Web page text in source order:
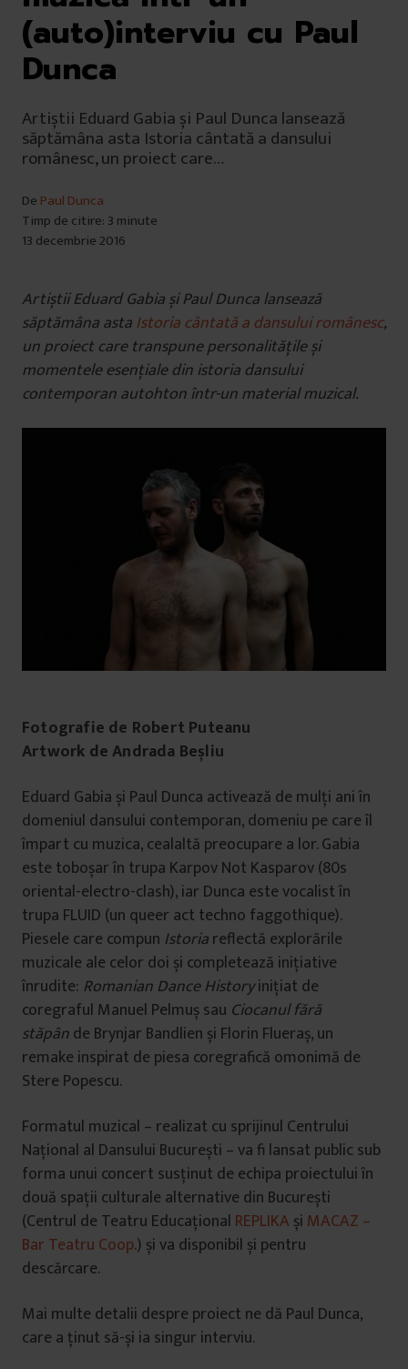
(auto)interviu cu Paul
Dunca
Artiștii Eduard Gabia și Paul Dunca lansează
săptămâna asta Istoria cântată a dansului
românesc, un proiect care…
De Paul Dunca
Timp de citire: 3 minute
13 decembrie 2016
Artiștii Eduard Gabia și Paul Dunca lansează
săptămâna asta Istoria cântată a dansului românesc,
un proiect care transpune personalitățile și
momentele esențiale din istoria dansului
contemporan autohton într-un material muzical.
Fotografie de Robert Puteanu
Artwork de Andrada Beșliu
Eduard Gabia și Paul Dunca activează de mulți ani în
domeniul dansului contemporan, domeniu pe care îl
împart cu muzica, cealaltă preocupare a lor. Gabia
este toboșar în trupa Karpov Not Kasparov (80s
oriental-electro-clash), iar Dunca este vocalist în
trupa FLUID (un queer act techno faggothique).
Piesele care compun Istoriareflectă explorările
muzicale ale celor doi și completează inițiative
înrudite: Romanian Dance Historyinițiat de
coregraful Manuel Pelmuș sau Ciocanul fără
stăpânde Brynjar Bandlien și Florin Flueraș, un
remake inspirat de piesa coregrafică omonimă de
Stere Popescu.
Formatul muzical – realizat cu sprijinul Centrului
Național al Dansului București – va fi lansat public sub
forma unui concert susținut de echipa proiectului în
două spații culturale alternative din București
(Centrul de Teatru Educațional REPLIKA și MACAZ –
Bar Teatru Coop.) și va disponibil și pentru
descărcare.
Mai multe detalii despre proiect ne dă Paul Dunca,
care a ținut să-și ia singur interviu.